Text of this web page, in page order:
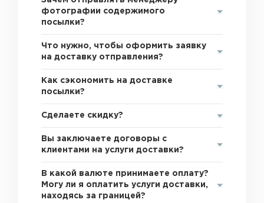
фотографии содержимого
посылки?
Что нужно, чтобы оформить заявку
на доставку отправления?
Как сэкономить на доставке
посылки?
Сделаете скидку?
Вы заключаете договоры с
клиентами на услуги доставки?
В какой валюте принимаете оплату?
Могу ли я оплатить услуги доставки,
находясь за границей?